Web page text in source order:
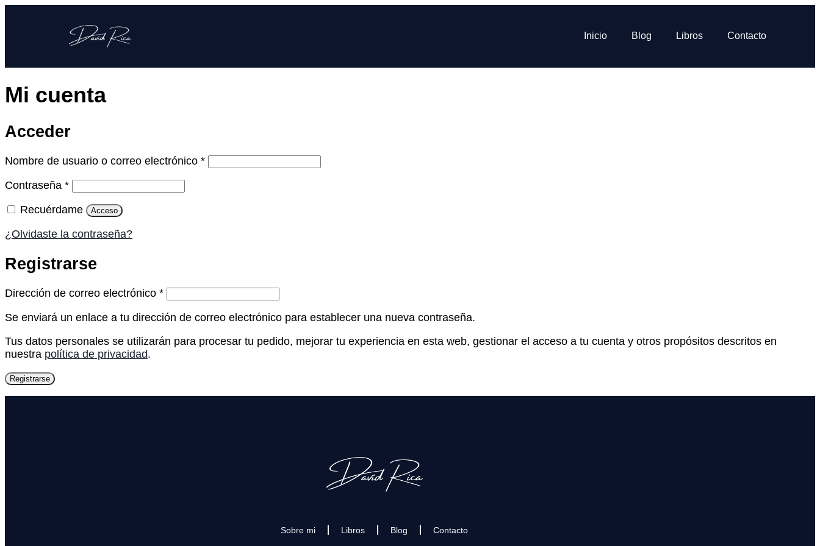
Inicio Blog Libros Contacto
Mi cuenta
Acceder
Nombre de usuario o correo electrónico *
Contraseña *
Recuérdame
Acceso
¿Olvidaste la contraseña?
Registrarse
Dirección de correo electrónico *
Se enviará un enlace a tu dirección de correo electrónico para establecer una nueva contraseña.
Tus datos personales se utilizarán para procesar tu pedido, mejorar tu experiencia en esta web, gestionar el acceso a tu cuenta y otros propósitos descritos en
nuestra política de privacidad.
Registrarse
Sobre mi Libros Blog Contacto